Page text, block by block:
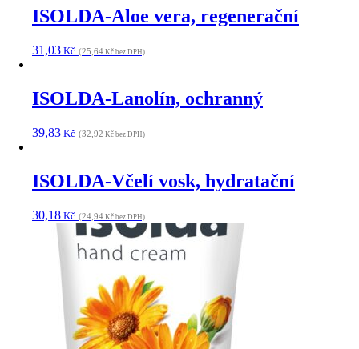
ISOLDA-Aloe vera, regenerační
31,03 Kč (25,64 Kč bez DPH)
ISOLDA-Lanolín, ochranný
39,83 Kč (32,92 Kč bez DPH)
ISOLDA-Včelí vosk, hydratační
30,18 Kč (24,94 Kč bez DPH)